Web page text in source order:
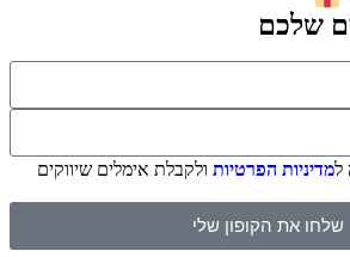
שלכם
למדיניות הפרטיות ולקבלת אימלים שיווקים
שלחו את הקופון שלי